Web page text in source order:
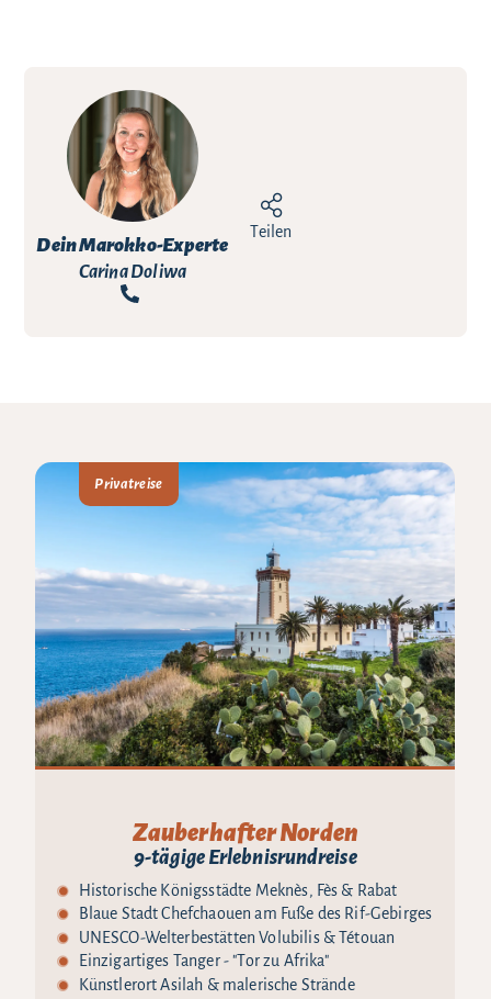
Dein Marokko-Experte
Carina Doliwa
Teilen
Privatreise
Zauberhafter Norden
9-tägige Erlebnisrundreise
Historische Königsstädte Meknès, Fès & Rabat
Blaue Stadt Chefchaouen am Fuße des Rif-Gebirges
UNESCO-Welterbestätten Volubilis & Tétouan
Einzigartiges Tanger - "Tor zu Afrika"
Künstlerort Asilah & malerische Strände